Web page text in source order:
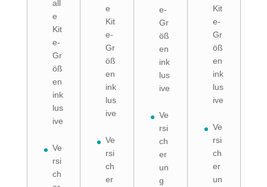
all
e
Kit
e-
Gr
öß
en
ink
lus
ive
Ve
rsi
ch
e
Kit
e-
Gr
öß
en
ink
lus
ive
Ve
rsi
ch
er
e-
Gr
öß
en
ink
lus
ive
Ve
rsi
ch
er
un
g
Kit
e-
Gr
öß
en
ink
lus
ive
Ve
rsi
ch
er
un